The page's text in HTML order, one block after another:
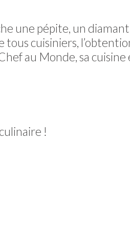
une pépite, un
cuisiniers,
au Monde, sa
!